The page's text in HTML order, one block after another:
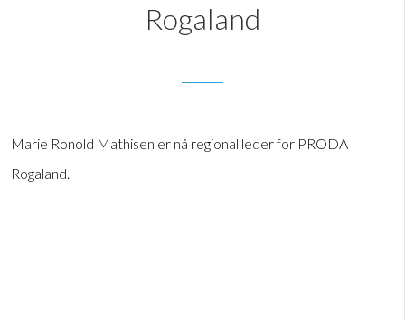
Rogaland
Marie Ronold Mathisen er nå regional leder for PRODA
Rogaland.